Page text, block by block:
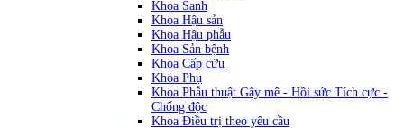
Khoa Sanh
Khoa Hậu sản
Khoa Hậu phẫu
Khoa Sản bệnh
Khoa Cấp cứu
Khoa Phụ
Khoa Phẫu thuật Gây mê - Hồi sức Tích cực -
Chống độc
Khoa Điều trị theo yêu cầu